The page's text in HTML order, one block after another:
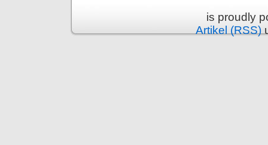
is proudly
Artikel (RSS)